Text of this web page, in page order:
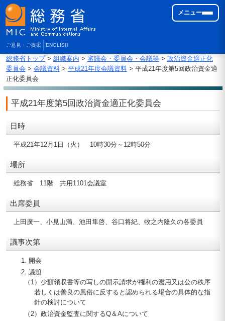
ご意見・ご提案 ENGLISH
メニュー
総務省トップ> 組織案内 > 審議会・委員会・会議等> 政治資金適正化
委員会 > 会議資料> 平成21年度会議資料> 平成21年度第5回政治資金適
正化委員会
平成21年度第5回政治資金適正化委員会
日時
平成21年12月1日（火） 10時30分～12時50分
場所
総務省 11階 共用1101会議室
出席委員
上田廣一、小見山満、池田隼啓、谷口将紀、牧之内隆久の各委員
議事次第
開会
議題
（1）少額領収書等の写しの開示請求が権利の濫用又は公の秩序
若しくは善良の風俗に反すると認められる場合の具体的な指
針の検討について
（2）政治資金監査に関するQ＆Aについて